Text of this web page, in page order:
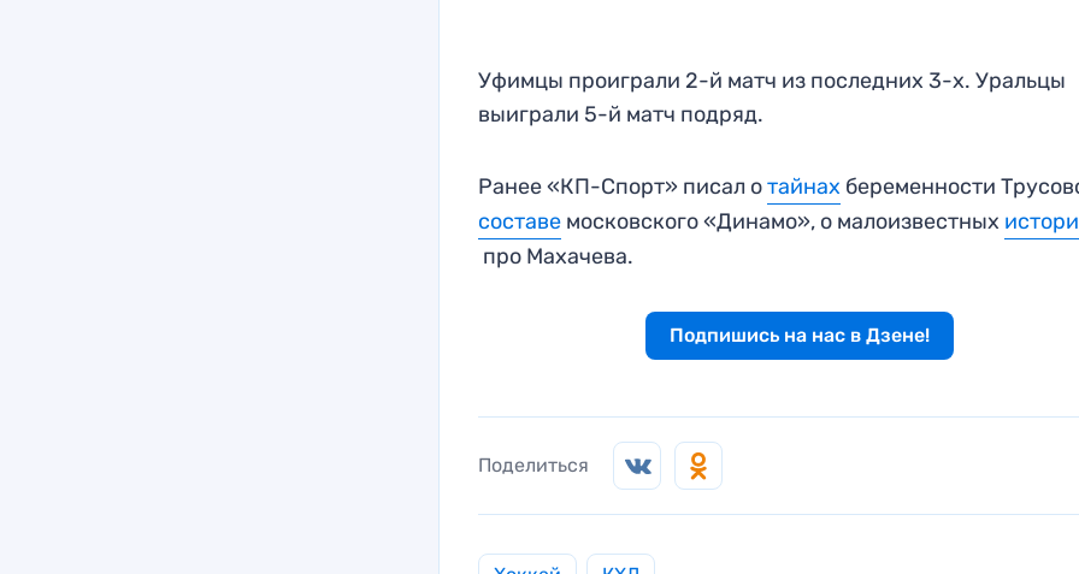
Уфимцы проиграли 2-й матч из последних 3-х. Уральцы
выиграли 5-й матч подряд.
Ранее «КП-Спорт» писал отайнах беременности
составе московского «Динамо», о малоизвестных
про Махачева.
Подпишись на нас в Дзене!
Поделиться